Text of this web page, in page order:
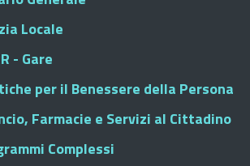
Locale
- Gare
per il Benessere della Persona
Farmacie e Servizi al Cittadino
Complessi